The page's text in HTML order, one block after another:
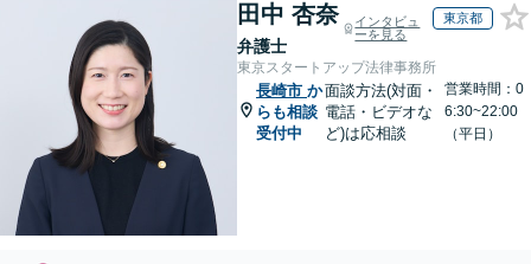
田中 杏奈
弁護士
インタビュ
ーを見る
東京都
東京スタートアップ法律事務所
長崎市 か
らも相談
受付中
面談方法(対面・
電話・ビデオな
ど)は応相談
営業時間：0
6:30~22:00
（平日）